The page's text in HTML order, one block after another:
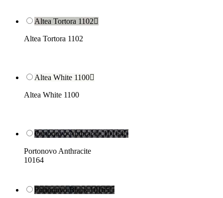
Altea Tortora 1102
Altea Tortora 1102
Altea White 1100
Altea White 1100
Portonovo Anthracite 10164
Portonovo Anthracite
10164
Portonovo Black 10165